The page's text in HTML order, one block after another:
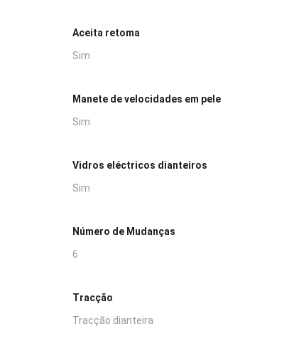
Aceita retoma
Sim
Manete de velocidades em pele
Sim
Vidros eléctricos dianteiros
Sim
Número de Mudanças
6
Tracção
Tracção dianteira